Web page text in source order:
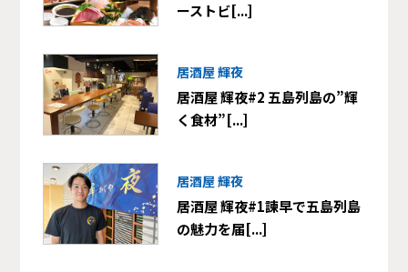
ーストビ[...]
居酒屋 輝夜
居酒屋 輝夜#2 五島列島の”輝
く食材”[...]
居酒屋 輝夜
居酒屋 輝夜#1諫早で五島列島
の魅力を届[...]